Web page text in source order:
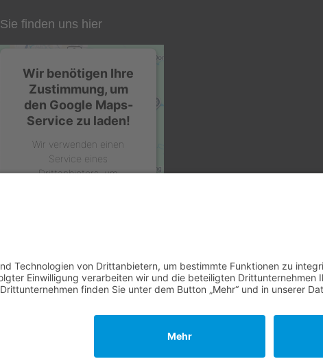
Sie finden uns hier
Wir benötigen Ihre
Zustimmung, um
den Google Maps-
Service zu laden!
Wir verwenden einen
Service eines
Drittanbieters, um
stimmen Sie der Nutzung
des Service zu, um diese
Karte anzuzeigen.
Mehr Informationen